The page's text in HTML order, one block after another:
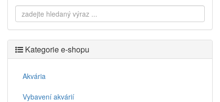
Kategorie e-shopu
Akvária
Vybavení akvárií